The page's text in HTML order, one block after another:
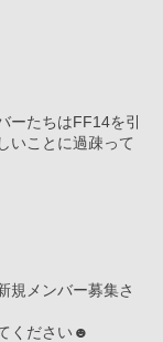
ーたちはFF14を引
いことに過疎って
規メンバー募集さ
ください☻